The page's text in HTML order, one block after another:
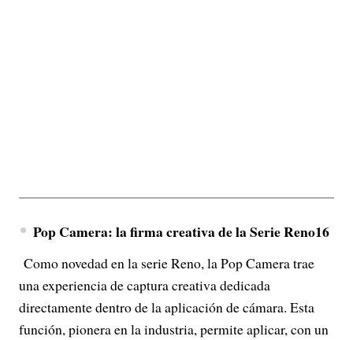
Pop Camera: la firma creativa de la Serie Reno16
Como novedad en la serie Reno, la Pop Camera trae
una experiencia de captura creativa dedicada
directamente dentro de la aplicación de cámara. Esta
función, pionera en la industria, permite aplicar, con un